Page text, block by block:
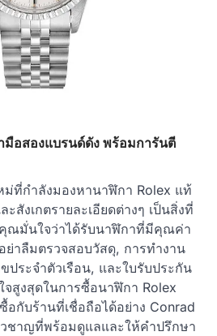
อสองแบรนด์ดัง พร้อมการันตี
ที่กำลังมองหานาฬิกา Rolex แท้
สังเกตรายละเอียดต่างๆ เป็นสิ่งที่
คุณมั่นใจว่าได้รับนาฬิกาที่มีคุณค่า
ย่าลืมตรวจสอบวัสดุ, การทำงาน
ประจำตัวเรือน, และใบรับประกัน
จสูงสุดในการซื้อนาฬิกา Rolex
กับร้านที่เชื่อถือได้อย่าง Conrad
วชาญที่พร้อมดูแลและให้คำปรึกษา